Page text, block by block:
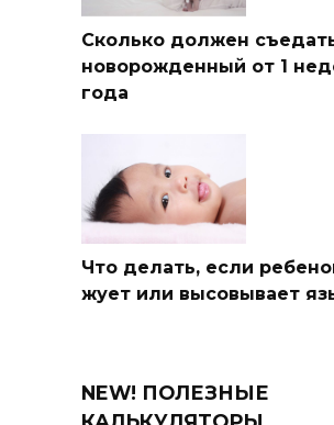
Сколько должен
новорожденный от 1
года
Что делать, если
жует или высовывает
NEW! ПОЛЕЗНЫЕ